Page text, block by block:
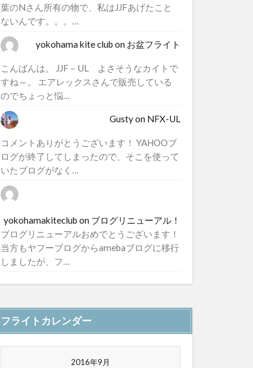
葉のNさん所有の物で、私はJJFあげたこと
ないんです。。。…
yokohama kite club on お盆フライト
こんばんは。 JJF－UL よさそうなカイトで
すね～。 エアレックスさんで販売している
のでちょっと悩…
Gustyon NFX-UL
コメントありがとうございます！ YAHOOブ
ログが終了してしまったので、そこを使って
いたブログがなく…
yokohamakiteclub on ブログリニューアル！
ブログリニューアルおめでとうございます！
当方もヤフーブログからamebaブログに移行
しましたが、フ…
フライトカレンダー
2016年9月